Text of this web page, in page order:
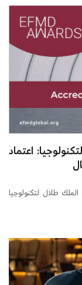
اعتماد
طلال لتكنولوجيا